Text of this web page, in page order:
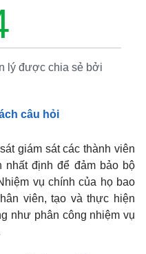
lý được chia sẻ bởi
câu hỏi
giám sát các thành viên
nhất định để đảm bảo bộ
vụ chính của họ bao
viên, tạo và thực hiện
như phân công nhiệm vụ